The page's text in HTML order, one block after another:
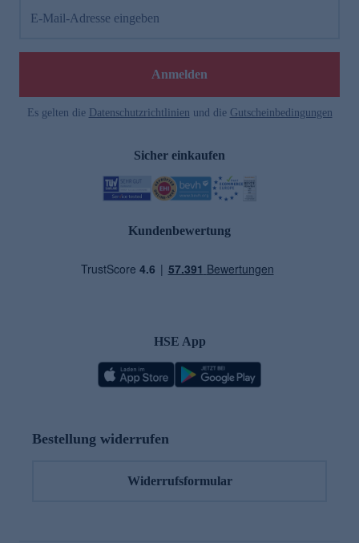
E-Mail-Adresse eingeben
Anmelden
Es gelten die Datenschutzrichtlinien und die Gutscheinbedingungen
Sicher einkaufen
Kundenbewertung
HSE App
Bestellung widerrufen
Widerrufsformular